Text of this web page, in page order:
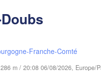
Connexion
Franche-Comté
m / 20:08 06/08/2026, Europe/